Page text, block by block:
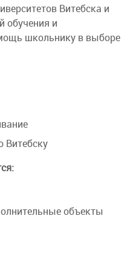
Витебска и
обучения и
школьнику в выборе
Витебску
объекты